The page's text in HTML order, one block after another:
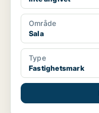
Område
Sala
Type
Fastighetsmark